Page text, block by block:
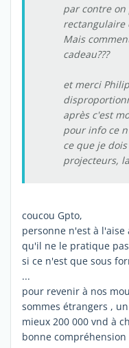
par contre
rectangulaire
Mais
cadeau???
et merci
après c'est
pour info ce
ce que je
projecteurs,
coucou Gpto,
personne n'est à
qu'il ne le pratique pas
si ce n'est que sous
...
pour revenir à nos
sommes étrangers ,
mieux 200 000 vnd à
bonne